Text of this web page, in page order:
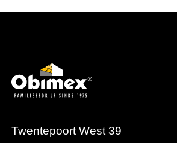
Twentepoort West 39